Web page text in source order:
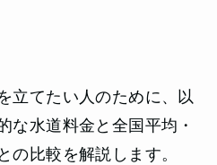
立てたい人のために、以
な水道料金と全国平均・
の比較を解説します。